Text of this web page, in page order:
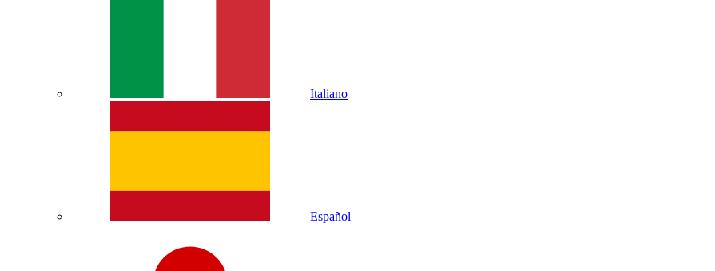
Italiano
Español